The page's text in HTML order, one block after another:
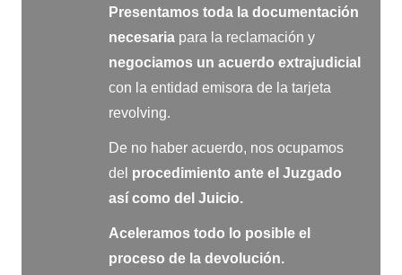
Presentamos toda la documentación
necesaria para la reclamación y
negociamos un acuerdo extrajudicial
con la entidad emisora de la tarjeta
revolving.
De no haber acuerdo, nos ocupamos
del procedimiento ante el Juzgado
así como del Juicio.
Aceleramos todo lo posible el
proceso de la devolución.